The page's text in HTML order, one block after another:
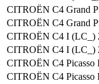
CITROËN C4 Grand
CITROËN C4 Grand
CITROËN C4 I (LC_)
CITROËN C4 I (LC_)
CITROËN C4
CITROËN C4